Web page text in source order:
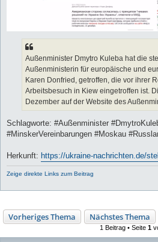
Außenminister Dmytro Kuleba hat die
Außenministerin für europäische und
Karen Donfried, getroffen, die vor ihrer
Arbeitsbesuch in Kiew eingetroffen ist.
Dezember auf der Website des
Schlagworte: #Außenminister
#MinskerVereinbarungen #Moskau
Herkunft: https://ukraine-nachrichten.de/
Zeige direkte Links zum Beitrag
Vorheriges Thema Nächstes Thema
1 Beitrag • Seite 1